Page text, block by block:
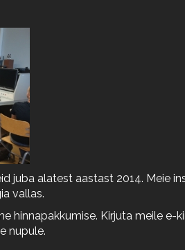
juba alatest aastast 2014. Meie
vallas.
hinnapakkumise. Kirjuta meile e-
nupule.